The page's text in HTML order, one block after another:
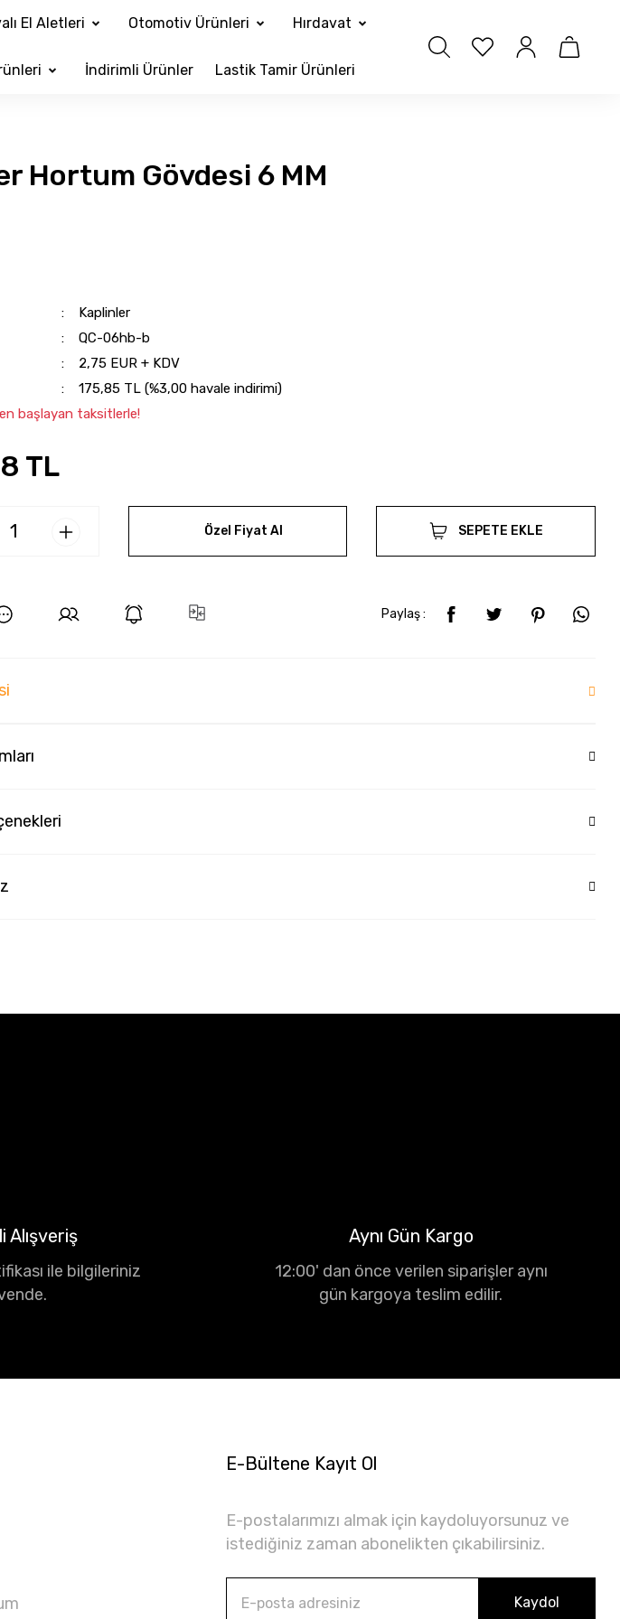
El Aletleri Otomotiv Ürünleri Hırdavat
İndirimli Ürünler Lastik Tamir Ürünleri
Hortum Gövdesi 6 MM
Kaplinler
QC-06hb-b
2,75 EUR + KDV
175,85 TL (%3,00 havale indirimi)
başlayan taksitlerle!
TL
Özel Fiyat Al SEPETE EKLE
Paylaş :
Alışveriş
ile bilgileriniz
Aynı Gün Kargo
12:00' dan önce verilen siparişler aynı
gün kargoya teslim edilir.
E-Bültene Kayıt Ol
E-postalarımızı almak için kaydoluyorsunuz ve
istediğiniz zaman abonelikten çıkabilirsiniz.
Kaydol